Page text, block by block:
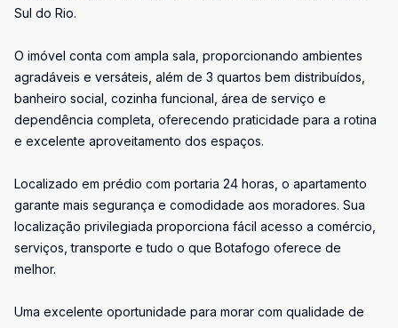
Sul do Rio.
O imóvel conta com ampla sala, proporcionando ambientes
agradáveis e versáteis, além de 3 quartos bem distribuídos,
banheiro social, cozinha funcional, área de serviço e
dependência completa, oferecendo praticidade para a rotina
e excelente aproveitamento dos espaços.
Localizado em prédio com portaria 24 horas, o apartamento
garante mais segurança e comodidade aos moradores. Sua
localização privilegiada proporciona fácil acesso a comércio,
serviços, transporte e tudo o que Botafogo oferece de
melhor.
Uma excelente oportunidade para morar com qualidade de